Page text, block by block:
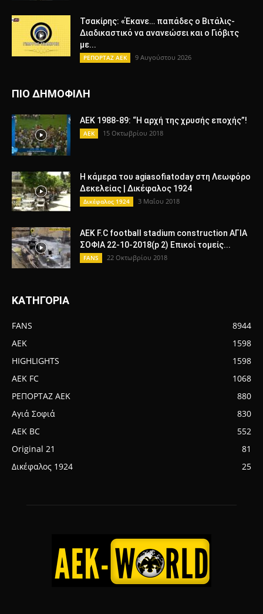
Τσακίρης: «Έκανε… παπάδες ο Βιτάλις-
Διαδικαστικό να ανανεώσει και ο Γιόβιτς
με...
ΡΕΠΟΡΤΑΖ ΑΕΚ 9 Αυγούστου 2026
ΠΙΟ ΔΗΜΟΦΙΛΗ
AEK 1988-89: “Η αρχή της χρυσής εποχής”!
AEK 15 Οκτωβρίου 2018
Η κάμερα του agiasofiatoday στη Λεωφόρο
Δεκελείας | Δικέφαλος 1924
Δικέφαλος 1924 3 Μαΐου 2018
AEK F.C football stadium construction ΑΓΙΑ
ΣΟΦΙΑ 22-10-2018(p 2) Επικοί τομείς...
FANS 22 Οκτωβρίου 2018
ΚΑΤΗΓΟΡΙΑ
FANS
8944
AEK
1598
HIGHLIGHTS
1598
AEK FC
1068
ΡΕΠΟΡΤΑΖ ΑΕΚ
880
Αγιά Σοφιά
830
AEK BC
552
Original 21
81
Δικέφαλος 1924
25